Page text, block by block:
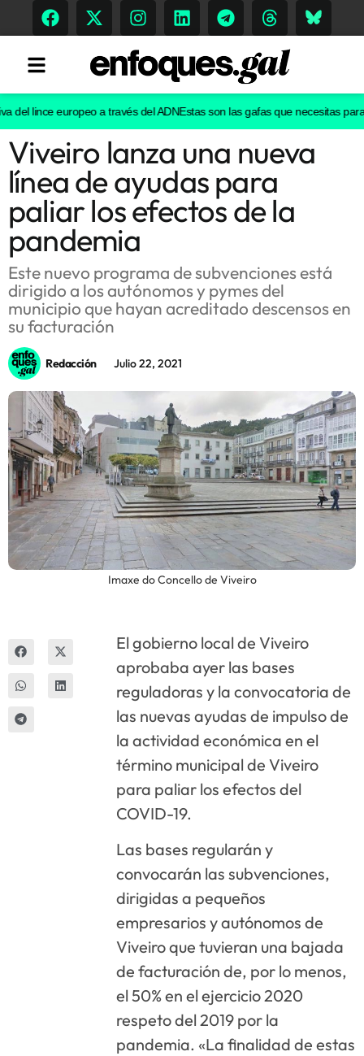
Tendencias
Memoria Histórica
Gastronomía
Escenarios
Sostenibilidad
Innova
lince europeo a través del ADNEstas son las gafas que necesitas para
Viveiro lanza una nueva
línea de ayudas para
paliar los efectos de la
pandemia
Este nuevo programa de subvenciones está
dirigido a los autónomos y pymes del
municipio que hayan acreditado descensos en
su facturación
Redacción Julio 22, 2021
Imaxe do Concello de Viveiro
El gobierno local de Viveiro
aprobaba ayer las bases
reguladoras y la convocatoria de
las nuevas ayudas de impulso de
la actividad económica en el
término municipal de Viveiro
para paliar los efectos del
COVID-19.
Las bases regularán y
convocarán las subvenciones,
dirigidas a pequeños
empresarios y autónomos de
Viveiro que tuvieran una bajada
de facturación de, por lo menos,
el 50% en el ejercicio 2020
respeto del 2019 por la
pandemia. «La finalidad de estas